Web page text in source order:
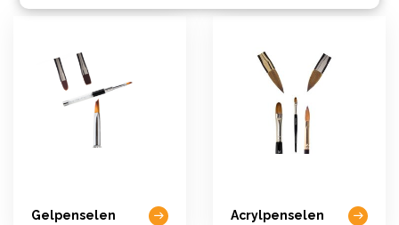
Gelpenselen Acrylpenselen